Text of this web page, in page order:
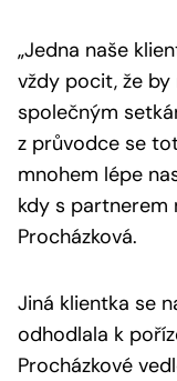
„Jedna naše
vždy pocit, že
společným
z průvodce se
mnohem lépe
kdy s partnerem
Procházková.
Jiná klientka se
odhodlala k
Procházkové